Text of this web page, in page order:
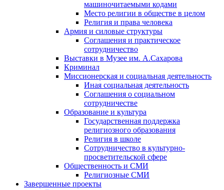
машиночитаемыми кодами
Место религии в обществе в целом
Религия и права человека
Армия и силовые структуры
Соглашения и практическое
сотрудничество
Выставки в Музее им. А.Сахарова
Криминал
Миссионерская и социальная деятельность
Иная социальная деятельность
Соглашения о социальном
сотрудничестве
Образование и культура
Государственная поддержка
религиозного образования
Религия в школе
Сотрудничество в культурно-
просветительской сфере
Общественность и СМИ
Религиозные СМИ
Завершенные проекты